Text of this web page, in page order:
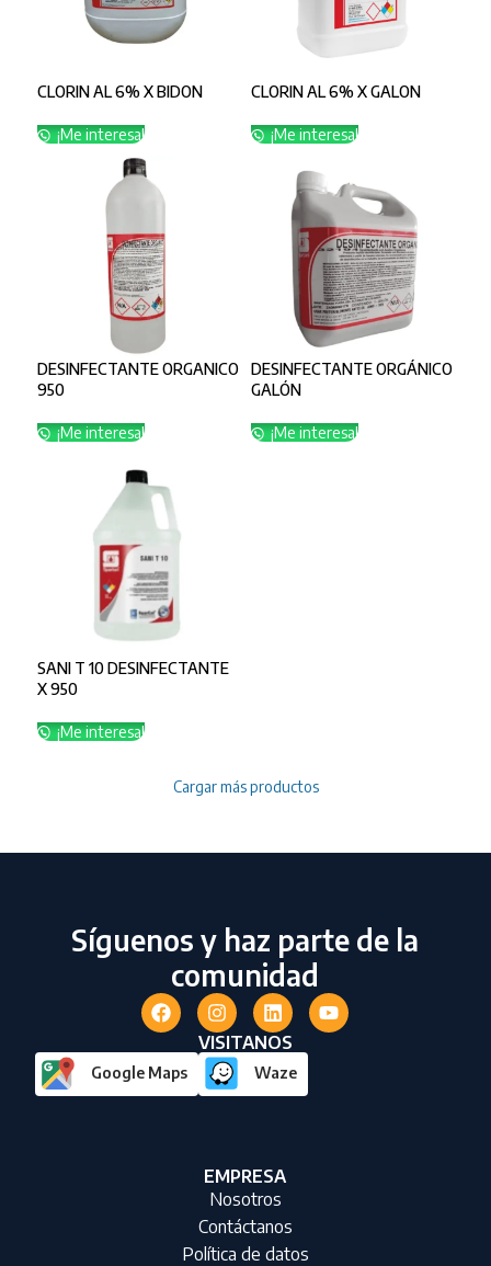
CLORIN AL 6% X BIDON
¡Me interesa!
CLORIN AL 6% X GALON
¡Me interesa!
DESINFECTANTE ORGANICO
950
¡Me interesa!
DESINFECTANTE ORGÁNICO
GALÓN
¡Me interesa!
SANI T 10 DESINFECTANTE
X 950
¡Me interesa!
Cargar más productos
Síguenos y haz parte de la
comunidad
VISITANOS
Google Maps Waze
EMPRESA
Nosotros
Contáctanos
Política de datos